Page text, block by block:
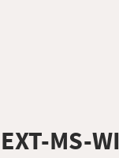
EXT-MS-